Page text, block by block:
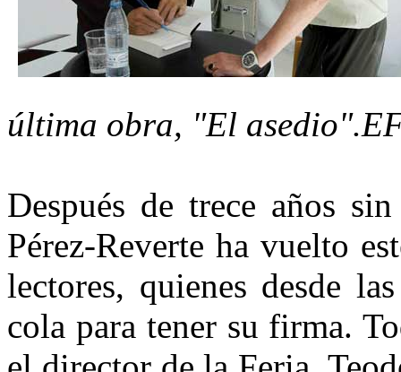
última obra, "El
Después de trece años
Pérez-Reverte ha vuelto
lectores, quienes desde
cola para tener su firma.